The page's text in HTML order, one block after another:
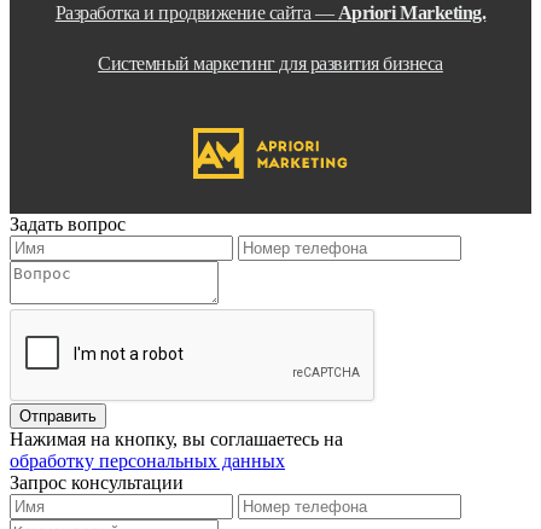
Разработка и продвижение сайта — Apriori Marketing.
Системный маркетинг для развития бизнеса
Задать вопрос
Нажимая на кнопку, вы соглашаетесь на
обработку персональных данных
Запрос консультации